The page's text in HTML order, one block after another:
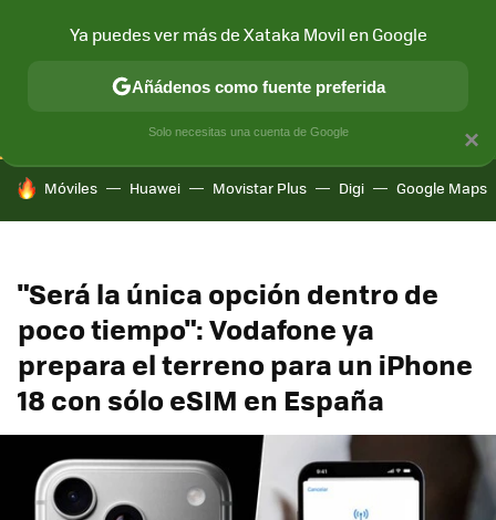
CONECTIVIDAD MÓVIL Y SOCIEDAD APLICACIONES
HOY SE HABLA DE
Móviles Huawei Movistar Plus Digi Google Maps
"Será la única opción dentro de
poco tiempo": Vodafone ya
prepara el terreno para un iPhone
18 con sólo eSIM en España
×
Ya puedes ver más de Xataka Movil en Google
Añádenos como fuente preferida
Solo necesitas una cuenta de Google